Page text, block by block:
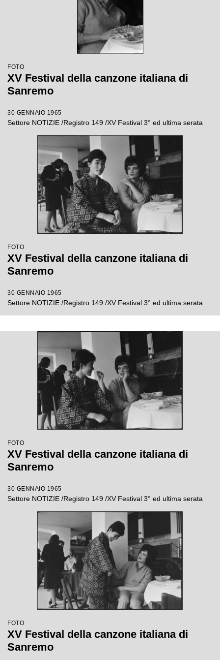
FOTO
XV Festival della canzone italiana di
Sanremo
30 GENNAIO 1965
Settore NOTIZIE /Registro 149 /XV Festival 3° ed ultima serata
FOTO
XV Festival della canzone italiana di
Sanremo
30 GENNAIO 1965
Settore NOTIZIE /Registro 149 /XV Festival 3° ed ultima serata
FOTO
XV Festival della canzone italiana di
Sanremo
30 GENNAIO 1965
Settore NOTIZIE /Registro 149 /XV Festival 3° ed ultima serata
FOTO
XV Festival della canzone italiana di
Sanremo